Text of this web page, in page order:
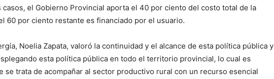
casos, el Gobierno Provincial aporta el 40 por ciento del costo total de la
60 por ciento restante es financiado por el usuario.
Noelia Zapata, valoró la continuidad y el alcance de esta política pública y
esta política pública en todo el territorio provincial, lo cual es
se trata de acompañar al sector productivo rural con un recurso esencial